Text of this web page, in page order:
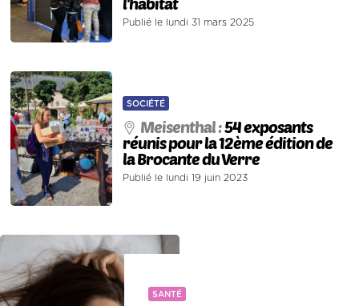
Publié le lundi 31 mars 2025
SOCIÉTÉ
Meisenthal :54 exposants
réunis pour la 12ème édition de
la Brocante du Verre
Publié le lundi 19 juin 2023
SANTÉ